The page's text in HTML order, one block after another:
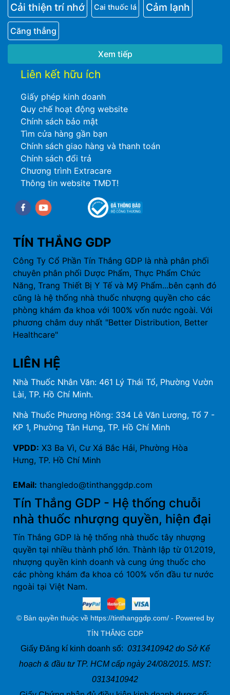
Cải thiện trí nhớ Cai thuốc lá Cảm lạnh
Căng thẳng
Xem tiếp
Liên kết hữu ích
Giấy phép kinh doanh
Quy chế hoạt động website
Chính sách bảo mật
Tìm cửa hàng gần bạn
Chính sách giao hàng và thanh toán
Chính sách đổi trả
Chương trình Extracare
Thông tin website TMĐT!
Facebookyoutube
TÍN THẮNG GDP
Công Ty Cổ Phần Tín Thắng GDP là nhà phân phối
chuyên phân phối Dược Phẩm, Thực Phẩm Chức
Năng, Trang Thiết Bị Y Tế và Mỹ Phẩm...bên cạnh đó
cũng là hệ thống nhà thuốc nhượng quyền cho các
phòng khám đa khoa với 100% vốn nước ngoài. Với
phương châm duy nhất "Better Distribution, Better
Healthcare"
LIÊN HỆ
Nhà Thuốc Nhân Văn: 461 Lý Thái Tổ, Phường Vườn
Lài, TP. Hồ Chí Minh.
Nhà Thuốc Phương Hồng: 334 Lê Văn Lương, Tổ 7 -
KP 1, Phường Tân Hưng, TP. Hồ Chí Minh
VPDD: X3 Ba Vì, Cư Xá Bắc Hải, Phường Hòa
Hưng, TP. Hồ Chí Minh
EMail: thangledo@tinthanggdp.com
Tín Thắng GDP - Hệ thống chuỗi
nhà thuốc nhượng quyền, hiện đại
Tín Thắng GDP là hệ thống nhà thuốc tây nhượng
quyền tại nhiều thành phố lớn. Thành lập từ 01.2019,
nhượng quyền kinh doanh và cung ứng thuốc cho
các phòng khám đa khoa có 100% vốn đầu tư nước
ngoài tại Việt Nam.
© Bản quyền thuộc về https://tinthanggdp.com/ - Powered by
TÍN THẮNG GDP
Giấy Đăng kí kinh doanh số: 0313410942 do Sở Kế
hoạch & đầu tư TP. HCM cấp ngày 24/08/2015. MST:
0313410942